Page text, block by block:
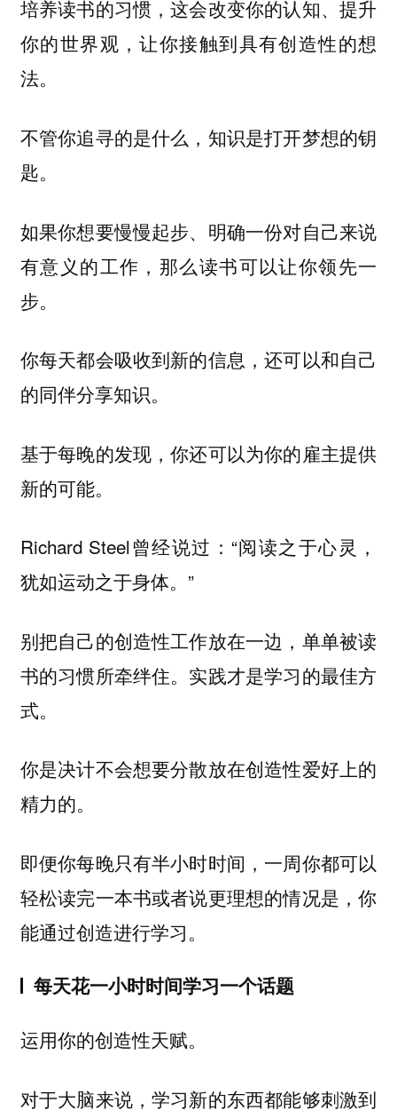
培养读书的习惯，这会改变你的认知、提升
你的世界观，让你接触到具有创造性的想
法。
不管你追寻的是什么，知识是打开梦想的钥
匙。
如果你想要慢慢起步、明确一份对自己来说
有意义的工作，那么读书可以让你领先一
步。
你每天都会吸收到新的信息，还可以和自己
的同伴分享知识。
基于每晚的发现，你还可以为你的雇主提供
新的可能。
Richard Steel曾经说过：“阅读之于心灵，
犹如运动之于身体。”
别把自己的创造性工作放在一边，单单被读
书的习惯所牵绊住。实践才是学习的最佳方
式。
你是决计不会想要分散放在创造性爱好上的
精力的。
即便你每晚只有半小时时间，一周你都可以
轻松读完一本书或者说更理想的情况是，你
能通过创造进行学习。
每天花一小时时间学习一个话题
运用你的创造性天赋。
对于大脑来说，学习新的东西都能够刺激到